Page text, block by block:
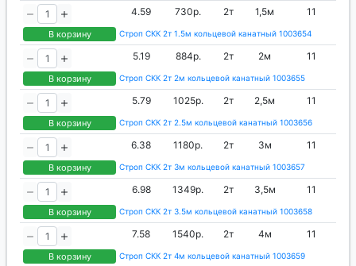
В корзину
4.59 730р. 2т 1,5м 11
Строп СКК 2т 1.5м кольцевой канатный 1003654
В корзину
5.19 884р. 2т 2м 11
Строп СКК 2т 2м кольцевой канатный 1003655
В корзину
5.79 1025р. 2т 2,5м 11
Строп СКК 2т 2.5м кольцевой канатный 1003656
В корзину
6.38 1180р. 2т 3м 11
Строп СКК 2т 3м кольцевой канатный 1003657
В корзину
6.98 1349р. 2т 3,5м 11
Строп СКК 2т 3.5м кольцевой канатный 1003658
В корзину
7.58 1540р. 2т 4м 11
Строп СКК 2т 4м кольцевой канатный 1003659